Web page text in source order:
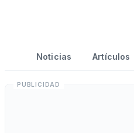
Noticias Artículos